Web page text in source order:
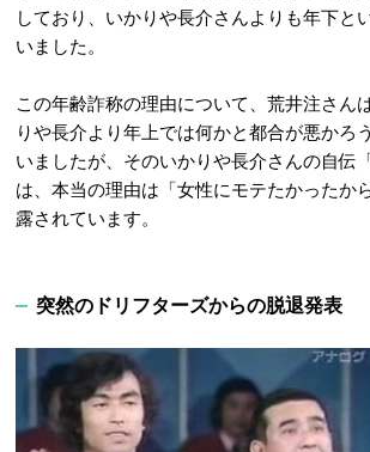
しており、いかりや長介さんよりも年下と
いました。
この年齢詐称の理由について、荒井注さん
りや長介より年上では何かと都合が悪かろ
いましたが、そのいかりや長介さんの自伝
は、本当の理由は「女性にモテたかったか
露されています。
突然のドリフターズからの脱退発表